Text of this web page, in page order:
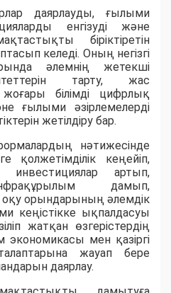
даярлауды, ғылыми
енгізуді және
біріктіретін
келеді. Оның негізгі
әлемнің жетекші
тарту, жас
білімді цифрлық
ғылыми әзірлемелерді
жетілдіру бар.
нәтижесінде
қолжетімділік кеңейіп,
артып,
дамып,
орындарының әлемдік
кеңістікке ықпалдасуы
жатқан өзгерістердің
экономикасы мен қазіргі
жауап бере
даярлау.